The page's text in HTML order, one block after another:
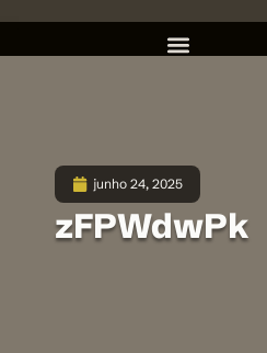
junho 24, 2025
zFPWdwPk